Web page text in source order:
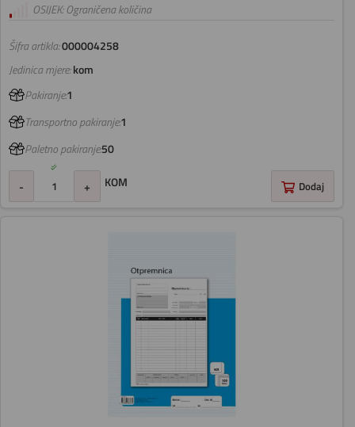
Šifra artikla:000004258
OSIJEK: Ograničena količina
Jedinica mjere:kom
Pakiranje:1
Transportno pakiranje:1
Paletno pakiranje:50
- + KOM Dodaj